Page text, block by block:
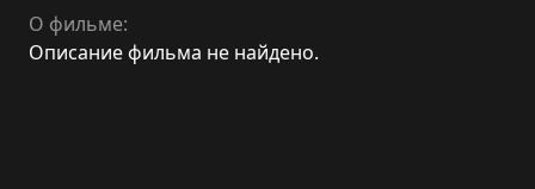
О фильме:
Описание фильма не найдено.